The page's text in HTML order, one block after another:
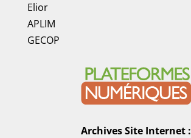
Elior
APLIM
GECOP
Archives Site Internet :